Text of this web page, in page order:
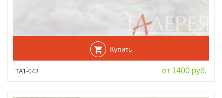
Купить
ТА1-043 от 1400 руб.